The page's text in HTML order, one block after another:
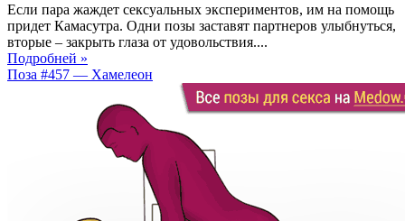
Если пара жаждет сексуальных экспериментов, им на помощь
придет Камасутра. Одни позы заставят партнеров улыбнуться,
вторые – закрыть глаза от удовольствия....
Подробней »
Поза #457 — Хамелеон